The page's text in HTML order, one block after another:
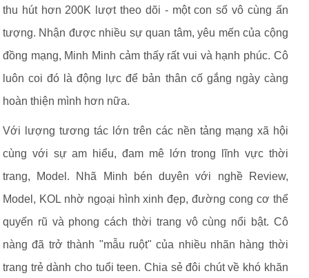
thu hút hơn 200K lượt theo dõi - một con số vô cùng ấn
tượng. Nhận được nhiều sự quan tâm, yêu mến của cộng
đồng mạng, Minh Minh cảm thấy rất vui và hạnh phúc. Cô
luôn coi đó là động lực để bản thân cố gắng ngày càng
hoàn thiện mình hơn nữa.
Với lượng tương tác lớn trên các nền tảng mạng xã hội
cùng với sự am hiểu, đam mê lớn trong lĩnh vực thời
trang, Model. Nhã Minh bén duyên với nghề Review,
Model, KOL nhờ ngoại hình xinh đẹp, đường cong cơ thể
quyến rũ và phong cách thời trang vô cùng nổi bật. Cô
nàng đã trở thành "mẫu ruột" của nhiều nhãn hàng thời
trang trẻ dành cho tuổi teen. Chia sẻ đôi chút về khó khăn